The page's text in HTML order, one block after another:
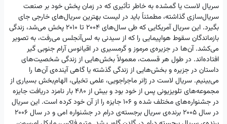
سریال لاست یا گمشده به خاطر تأثیری که در زمان پخش خود بر صنعت
سریال‌سازی گذاشته، مطمئناً باید در لیست بهترین سریال‌های خارجی جای
بگیرد. این سریال آمریکایی که طی سال‌های 2004 تا 2010 پخش می‌شد، زندگی
بازماندگان سقوط هواپیمایی را که از سیدنی به لس‌آنجلس می‌رفت، به تصویر
می‌کشد. آن‌ها در جزیره‌ی مرموز و گرمسیری در اقیانوس آرام جنوبی گیر
افتاده‌اند. در طول هر قسمت، معمولاً بخش‌هایی از زندگی شخصیت‌های
داستان در جزیره و بخش‌هایی از زندگی گذشته یا گاهی آینده‌ی آن‌ها را
می‌بینیم. سریال لاست در ژانر ماجراجویی، علمی تخیلی، الهام‌بخش بسیاری از
مجموعه‌های تلویزیونی پس از خود بود و بیش از ۴۸۰ بار نامزد دریافت جایزه
در جشنواره‌های مختلف شده و ۱۰۶ جایزه را از آن خود کرده است. این سریال
در سال ۲۰۰۵ برنده‌ی سریال برجسته‌ی درام در جشنواره امی و در سال ۲۰۰۶